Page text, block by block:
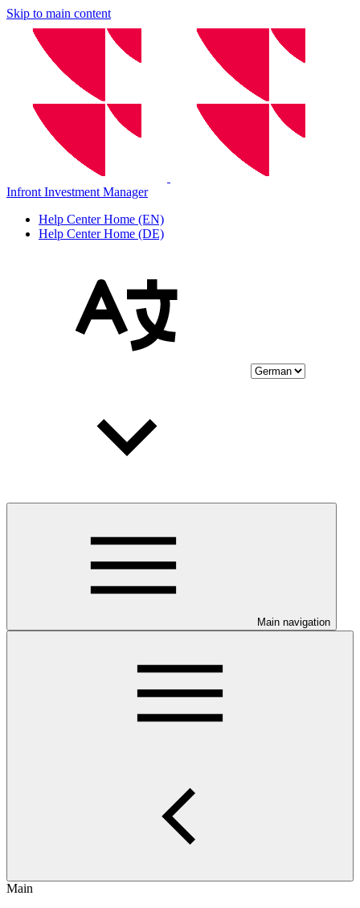
Skip to main content
Infront Investment Manager
Help Center Home (EN)
Help Center Home (DE)
Main navigation
Main